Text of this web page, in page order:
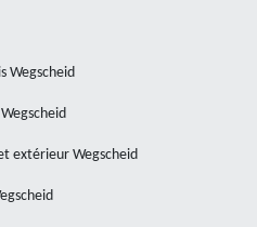
Wegscheid
extérieur Wegscheid